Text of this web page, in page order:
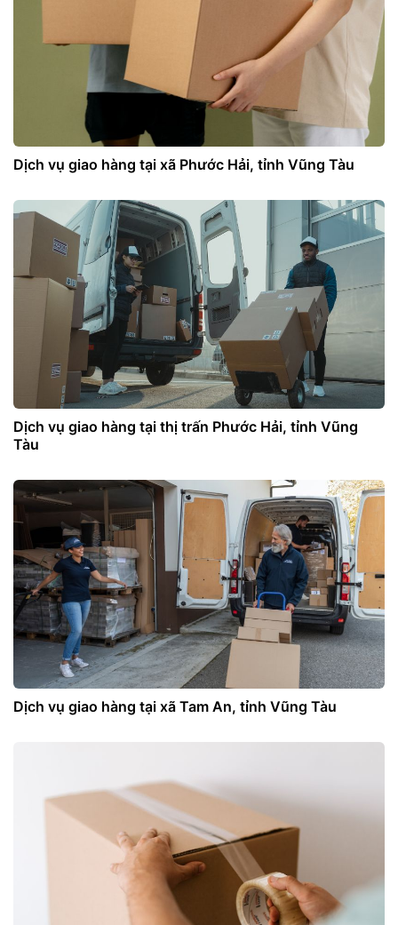
Dịch vụ giao hàng tại xã Phước Hải, tỉnh Vũng Tàu
Dịch vụ giao hàng tại thị trấn Phước Hải, tỉnh Vũng
Tàu
Dịch vụ giao hàng tại xã Tam An, tỉnh Vũng Tàu